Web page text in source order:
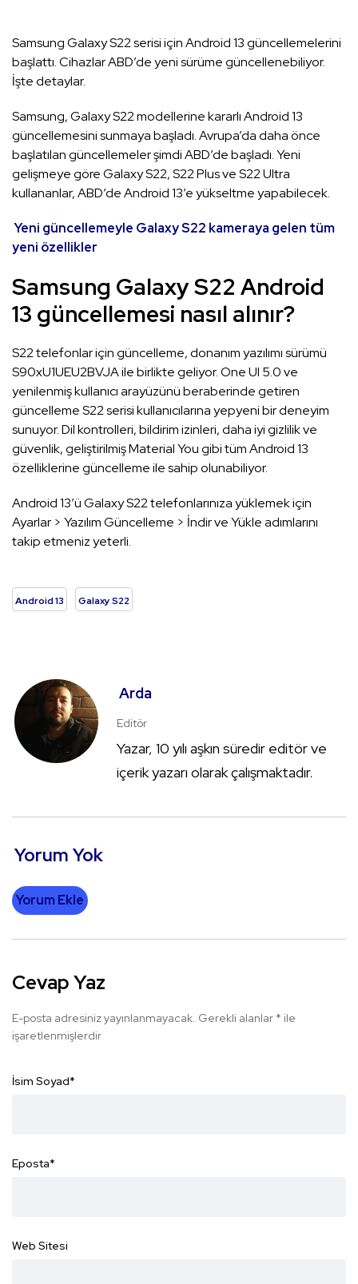
Samsung Galaxy S22 serisi için Android 13 güncellemelerini
başlattı. Cihazlar ABD’de yeni sürüme güncellenebiliyor.
İşte detaylar.
Samsung, Galaxy S22 modellerine kararlı Android 13
güncellemesini sunmaya başladı. Avrupa’da daha önce
başlatılan güncellemeler şimdi ABD’de başladı. Yeni
gelişmeye göre Galaxy S22, S22 Plus ve S22 Ultra
kullananlar, ABD’de Android 13’e yükseltme yapabilecek.
Yeni güncellemeyle Galaxy S22 kameraya gelen tüm
yeni özellikler
Samsung Galaxy S22 Android
13 güncellemesi nasıl alınır?
S22 telefonlar için güncelleme, donanım yazılımı sürümü
S90xU1UEU2BVJA ile birlikte geliyor. One UI 5.0 ve
yenilenmiş kullanıcı arayüzünü beraberinde getiren
güncelleme S22 serisi kullanıcılarına yepyeni bir deneyim
sunuyor. Dil kontrolleri, bildirim izinleri, daha iyi gizlilik ve
güvenlik, geliştirilmiş Material You gibi tüm Android 13
özelliklerine güncelleme ile sahip olunabiliyor.
Android 13’ü Galaxy S22 telefonlarınıza yüklemek için
Ayarlar > Yazılım Güncelleme > İndir ve Yükle adımlarını
takip etmeniz yeterli.
Android 13 Galaxy S22
Arda
Editör
Yazar, 10 yılı aşkın süredir editör ve
içerik yazarı olarak çalışmaktadır.
Yorum Yok
Yorum Ekle
Cevap Yaz
E-posta adresiniz yayınlanmayacak. Gerekli alanlar * ile
işaretlenmişlerdir
İsim Soyad*
Eposta*
Web Sitesi